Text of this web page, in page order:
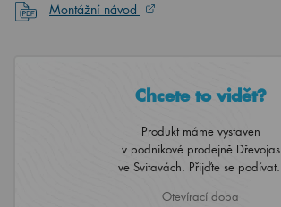
Montážní návod
Chcete to vidět?
Produkt máme vystaven
v podnikové prodejně Dřevojas
ve Svitavách. Přijďte se podívat..
Otevírací doba